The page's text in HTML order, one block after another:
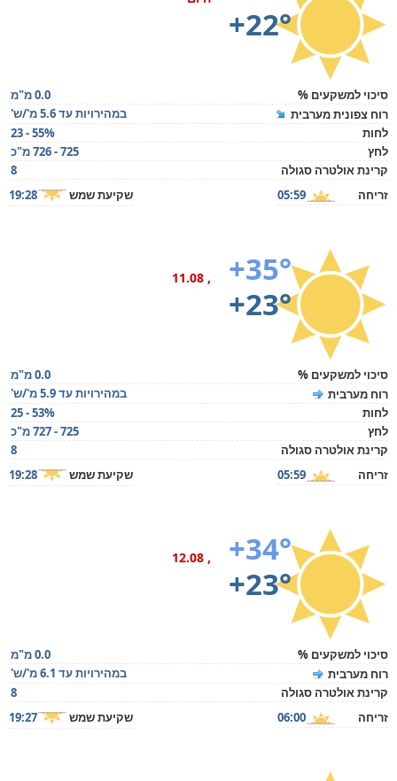
+22°
סיכוי למשקעים %
0.0 מ"מ
רוח צפונית מערבית
במהירויות עד 5.6 מ'/ש'
לחות
23 - 55%
לחץ
725 - 726 מ"כ
קרינת אולטרה סגולה
8
זריחה
05:59 שקיעת שמש 19:28
+35°
+23°
, 11.08
סיכוי למשקעים %
0.0 מ"מ
רוח מערבית
במהירויות עד 5.9 מ'/ש'
לחות
25 - 53%
לחץ
725 - 727 מ"כ
קרינת אולטרה סגולה
8
זריחה
05:59 שקיעת שמש 19:28
+34°
+23°
, 12.08
סיכוי למשקעים %
0.0 מ"מ
רוח מערבית
במהירויות עד 6.1 מ'/ש'
קרינת אולטרה סגולה
8
זריחה
06:00 שקיעת שמש 19:27